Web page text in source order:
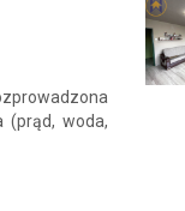
(prąd, woda,